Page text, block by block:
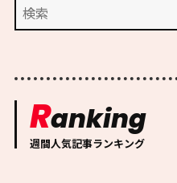
Ranking
週間人気記事ランキング